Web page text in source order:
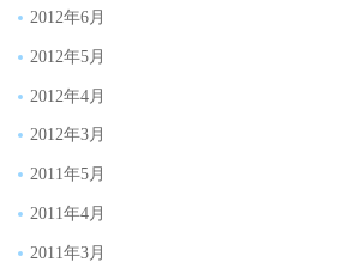
2012年6月
2012年5月
2012年4月
2012年3月
2011年5月
2011年4月
2011年3月